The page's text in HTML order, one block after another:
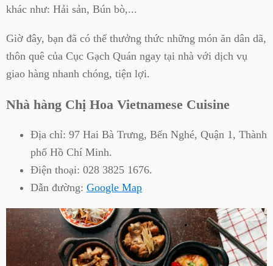
khác như: Hải sản, Bún bò,...
Giờ đây, bạn đã có thể thưởng thức những món ăn dân dã,
thôn quê của Cục Gạch Quán ngay tại nhà với dịch vụ
giao hàng nhanh chóng, tiện lợi.
Nhà hàng Chị Hoa Vietnamese Cuisine
Địa chỉ: 97 Hai Bà Trưng, Bến Nghé, Quận 1, Thành
phố Hồ Chí Minh.
Điện thoại: 028 3825 1676.
Dẫn đường: Google Map